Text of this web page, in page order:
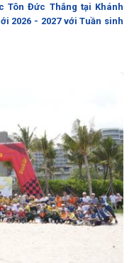
Tôn Đức Thắng tại Khánh
2026 - 2027 với Tuần sinh